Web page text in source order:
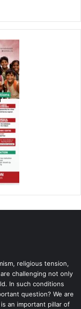
religious tension,
challenging not only
In such conditions
question? We are
an important pillar of